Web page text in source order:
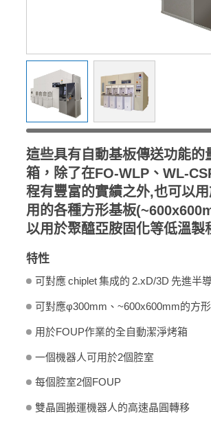
這些具有自動基板傳送功能的
箱，除了在FO-WLP、WL-
程有豐富的實績之外,也可以
用的各種方形基板
以用於聚醯亞胺固化等低溫製
特性
可對應 chiplet 集成的 2.xD/3D 先進半
可對應φ300mm、~600x600mm的方
用於FOUP作業的全自動潔淨烤箱
一個機器人可用於2個腔室
每個腔室2個FOUP
雙晶圓搬運機器人的高速晶圓轉移